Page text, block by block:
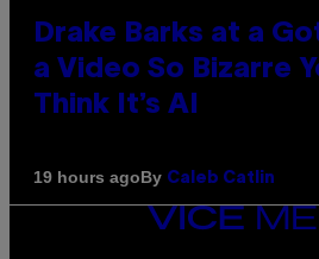
Drake Barks at a
a Video So Bizarre
Think It’s AI
19 hours agoBy Caleb Catlin
VICE
MEDIA